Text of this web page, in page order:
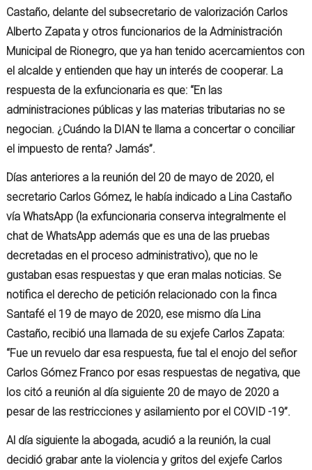
Castaño, delante del subsecretario de valorización Carlos
Alberto Zapata y otros funcionarios de la Administración
Municipal de Rionegro, que ya han tenido acercamientos con
el alcalde y entienden que hay un interés de cooperar. La
respuesta de la exfuncionaria es que: “En las
administraciones públicas y las materias tributarias no se
negocian. ¿Cuándo la DIAN te llama a concertar o conciliar
el impuesto de renta? Jamás”.
Días anteriores a la reunión del 20 de mayo de 2020, el
secretario Carlos Gómez, le había indicado a Lina Castaño
vía WhatsApp (la exfuncionaria conserva integralmente el
chat de WhatsApp además que es una de las pruebas
decretadas en el proceso administrativo), que no le
gustaban esas respuestas y que eran malas noticias. Se
notifica el derecho de petición relacionado con la finca
Santafé el 19 de mayo de 2020, ese mismo día Lina
Castaño, recibió una llamada de su exjefe Carlos Zapata:
“Fue un revuelo dar esa respuesta, fue tal el enojo del señor
Carlos Gómez Franco por esas respuestas de negativa, que
los citó a reunión al día siguiente 20 de mayo de 2020 a
pesar de las restricciones y asilamiento por el COVID -19”.
Al día siguiente la abogada, acudió a la reunión, la cual
decidió grabar ante la violencia y gritos del exjefe Carlos